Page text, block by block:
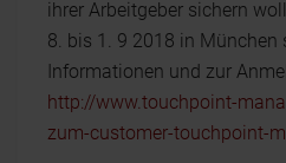
ihrer Arbeitgeber sichern
8. bis 1. 9 2018 in München
Informationen und zur
http://www.touchpoint-
zum-customer-touchpoint-